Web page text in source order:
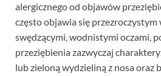
alergicznego od objawów
często objawia się przezroczystym
swędzącymi, wodnistymi oczami,
przeziębienia zazwyczaj
lub zieloną wydzieliną z nosa oraz